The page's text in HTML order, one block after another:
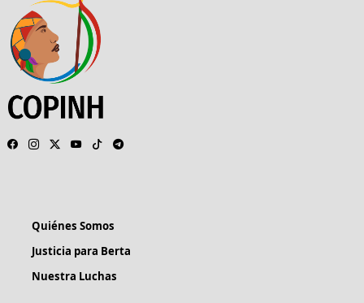
Quiénes Somos
Justicia para Berta
Nuestra Luchas